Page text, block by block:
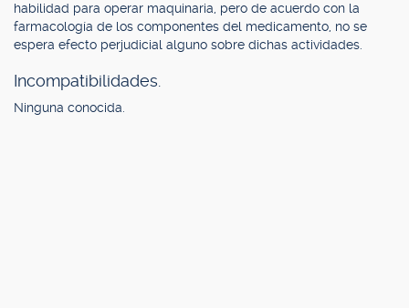
habilidad para operar maquinaria, pero de acuerdo con la
farmacología de los componentes del medicamento, no se
espera efecto perjudicial alguno sobre dichas actividades.
Incompatibilidades.
Ninguna conocida.